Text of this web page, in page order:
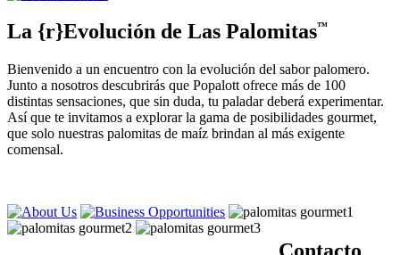
La {r}Evolución de Las Palomitas™
Bienvenido a un encuentro con la evolución del sabor palomero.
Junto a nosotros descubrirás que Popalott ofrece más de 100
distintas sensaciones, que sin duda, tu paladar deberá experimentar.
Así que te invitamos a explorar la gama de posibilidades gourmet,
que solo nuestras palomitas de maíz brindan al más exigente
comensal.